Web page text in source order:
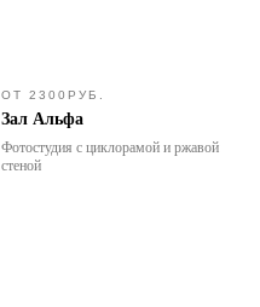
ОТ 2300РУБ.
Зал Альфа
Фотостудия с циклорамой и ржавой
стеной